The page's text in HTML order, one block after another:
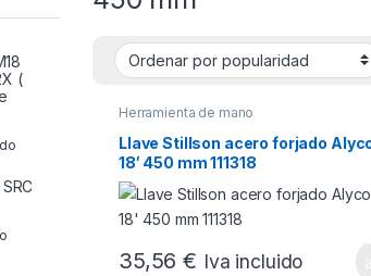
Herramienta de mano
Llave Stillson acero forjado
18′ 450 mm 111318
35,56€ Iva incluido
(